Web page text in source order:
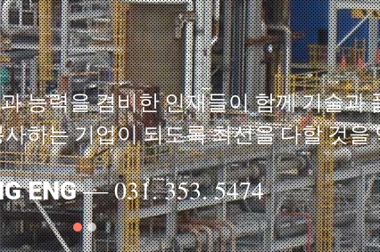
능력을 겸비한 인재들이 함께 기술과
하는 기업이 되도록 최선을 다할 것을
ENG― 031. 353. 5474